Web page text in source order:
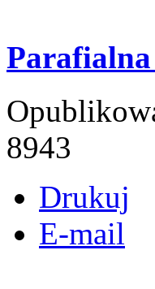
8943
Drukuj
E-mail